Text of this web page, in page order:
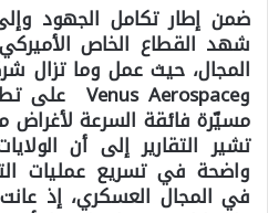
ضمن إطار تكامل الجهود
شهد القطاع الخاص
المجال، حيث عمل وما تزال
وVenus Aerospace على
مسيّرة فائقة السرعة لأغراض
تشير التقارير إلى أن
واضحة في تسريع عمليات
في المجال العسكري، إذ